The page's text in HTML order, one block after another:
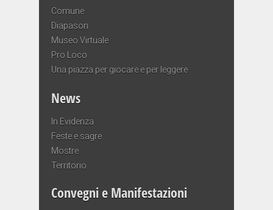
Comune
Diapason
Museo Virtuale
Pro Loco
Una piazza per giocare e per leggere
News
In Evidenza
Feste e sagre
Mostre
Territorio
Convegni e Manifestazioni